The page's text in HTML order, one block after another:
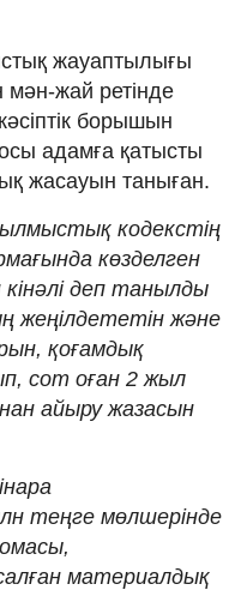
жауаптылығы
жай ретінде
борышын
адамға қатысты
жасауын таныған.
кодекстің
көзделген
деп танылды
жеңілдететін және
қоғамдық
сот оған 2 жыл
айыру жазасын
теңге мөлшерінде
материалдық